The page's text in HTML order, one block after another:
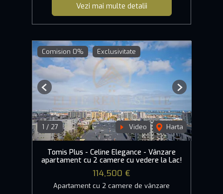
Vezi mai multe detalii
Comision 0% Exclusivitate
1 / 27 Video Harta
Previous Next
Tomis Plus - Celine Elegance - Vânzare
apartament cu 2 camere cu vedere la Lac!
114,500 €
Apartament cu 2 camere de vânzare